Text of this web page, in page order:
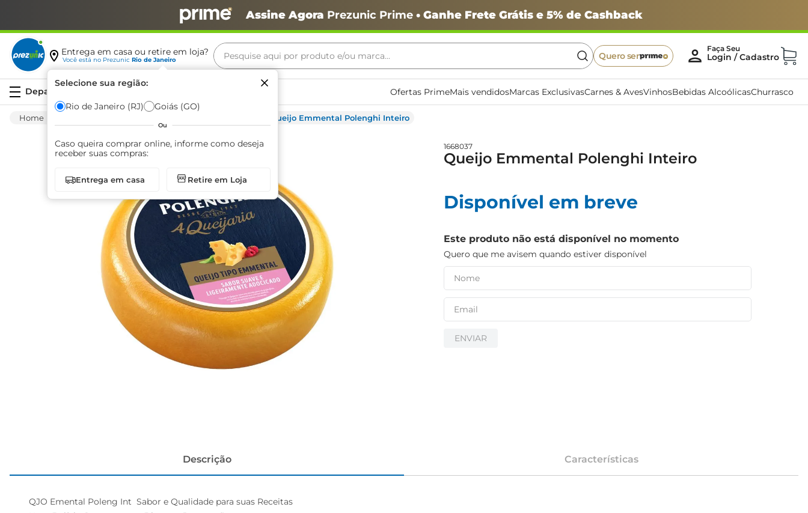
Assine Agora Prezunic Prime• Ganhe Frete Grátis e 5% de Cashback
Entrega em casa ou retire em loja?
Você está no Prezunic Rio de Janeiro
Selecione sua região:
Rio de Janeiro (RJ) Goiás (GO)
Ou
Caso queira comprar online, informe como deseja
receber suas compras:
Entrega em casa Retire em Loja
Pesquise aqui por produto e/ou marca...
Quero ser
Ofertas PrimeMais vendidosMarcas ExclusivasCarnes & AvesVinhosBebidas AlcoólicasChurrasco
Queijo Emmental Polenghi Inteiro
1668037
Queijo Emmental Polenghi Inteiro
Disponível em breve
Este produto não está disponível no momento
Quero que me avisem quando estiver disponível
ENVIAR
Descrição Características
QJO Emental Poleng Int  Sabor e Qualidade para suas Receitas
Termos mais buscados
café
arroz
biscoito
azeite
iogurte
papel higiênico
cerveja